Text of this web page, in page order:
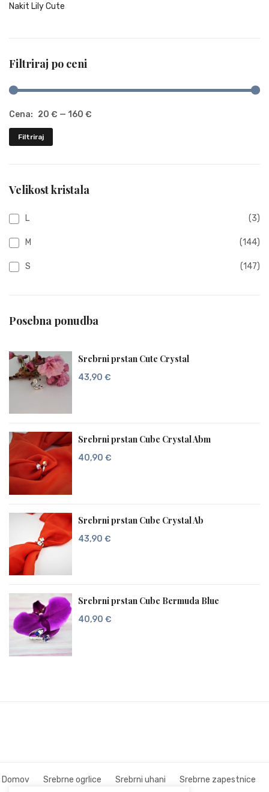
Nakit Lily Cute
Filtriraj po ceni
Filtriraj
Cena: 20 € — 160 €
Velikost kristala
L (3)
M (144)
S (147)
Posebna ponudba
Srebrni prstan Cute Crystal
43,90 €
Srebrni prstan Cube Crystal Abm
40,90 €
Srebrni prstan Cube Crystal Ab
43,90 €
Srebrni prstan Cube Bermuda Blue
40,90 €
Domov Srebrne ogrlice Srebrni uhani
Srebrne zapestnice